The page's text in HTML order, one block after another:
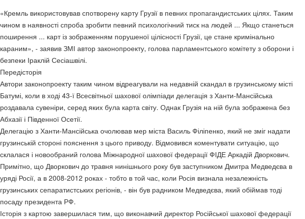
«Кремль використовував спотворену карту Грузії в певних пропагандистських цілях. Таким
чином в наявності спроба зробити певний психологічний тиск на людей ... Якщо станеться
поширення ... карт із зображенням порушеної цілісності Грузії, це стане кримінально
караним», - заявив ЗМІ автор законопроекту, голова парламентського комітету з оборони і
безпеки Іраклій Сесіашвілі.
Передісторія
Автори законопроекту таким чином відреагували на недавній скандал в грузинському місті
Батумі, коли в ході 43-ї Всесвітньої шахової олімпіади делегація з Ханти-Мансійська
роздавала сувеніри, серед яких була карта світу. Однак Грузія на ній була зображена без
Абхазії і Південної Осетії.
Делегацію з Ханти-Мансійська очолював мер міста Василь Філіпенко, який не зміг надати
грузинській стороні пояснення з цього приводу. Відмовився коментувати ситуацію, що
склалася і новообраний голова Міжнародної шахової федерації ФІДЕ Аркадій Дворкович.
Примітно, що Дворкович до травня нинішнього року був заступником Дмитра Медведєва в
уряді Росії, а в 2008-2012 роках - тобто в той час, коли Росія визнала незалежність
грузинських сепаратистських регіонів, - він був радником Медведєва, який обіймав тоді
посаду президента РФ.
Історія з картою завершилася тим, що виконавчий директор Російської шахової федерації